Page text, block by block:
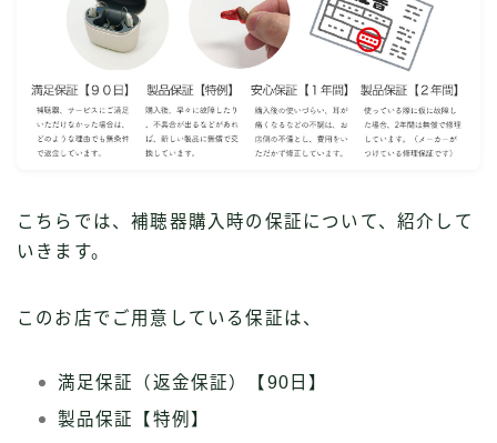
聞こえの改善と補聴器のFAQ
お客様の声
取り扱い補聴器
こちらでは、補聴器購入時の保証について、紹介して
いきます。
このお店でご用意している保証は、
満足保証（返金保証）【90日】
製品保証【特例】